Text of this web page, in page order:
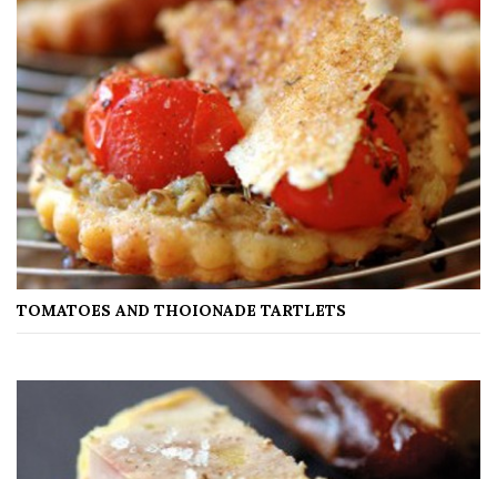
TOMATOES AND THOIONADE TARTLETS